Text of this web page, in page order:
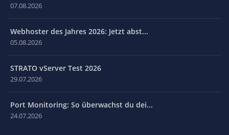
07.08.2026
Webhoster des Jahres 2026: Jetzt abst...
05.08.2026
STRATO vServer Test 2026
29.07.2026
Port Monitoring: So überwachst du dei...
24.07.2026